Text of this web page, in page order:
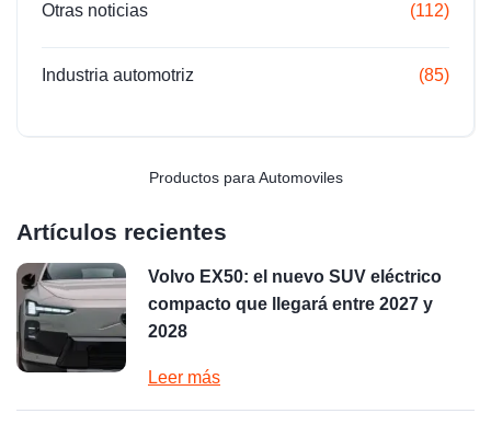
Otras noticias (112)
Industria automotriz (85)
Productos para Automoviles
Artículos recientes
Volvo EX50: el nuevo SUV eléctrico
compacto que llegará entre 2027 y
2028
Leer más